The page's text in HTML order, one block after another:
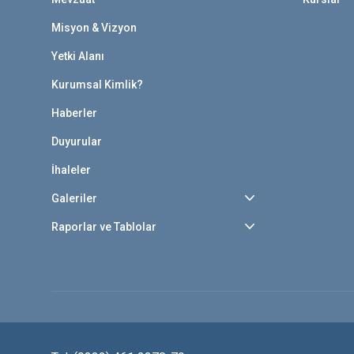
Misyon & Vizyon
Yetki Alanı
Kurumsal Kimlik?
Haberler
Duyurular
İhaleler
Galeriler
Raporlar ve Tablolar